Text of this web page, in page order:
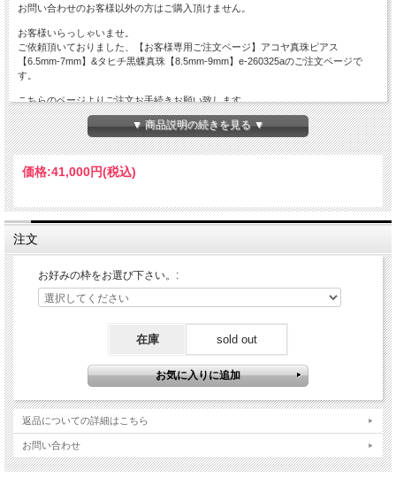
お問い合わせのお客様以外の方はご購入頂けません。
お客様いらっしゃいませ。
ご依頼頂いておりました、【お客様専用ご注文ページ】アコヤ真珠ピアス
【6.5mm-7mm】&タヒチ黒蝶真珠【8.5mm-9mm】e-260325aのご注文ページで
す。
こちらのページよりご注文お手続きお願い致します。
▼ 商品説明の続きを見る ▼
価格:41,000円(税込)
注文
お好みの枠をお選び下さい。:
在庫 sold out
返品についての詳細はこちら
お問い合わせ